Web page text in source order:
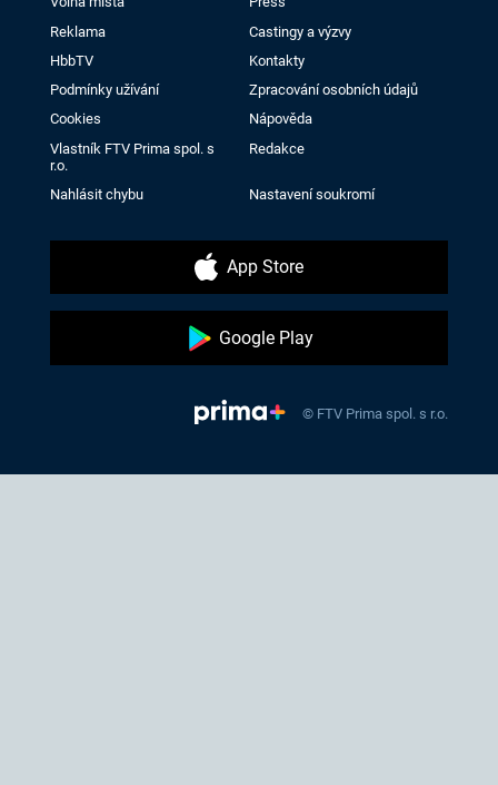
Reklama
Castingy a výzvy
HbbTV
Kontakty
Podmínky užívání
Zpracování osobních údajů
Cookies
Nápověda
Vlastník FTV Prima spol. s
r.o.
Redakce
Nahlásit chybu Nastavení soukromí
App Store
Google Play
© FTV Prima spol. s r.o.